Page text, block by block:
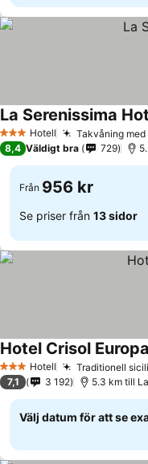
3 StjärnorHotell Takvåning
La Serenissima
8,4 Väldigt bra 729
Från 956 kr
Se priser från 13 sidor
3 StjärnorHotell Traditionell
Hotel Crisol Europa
7,1 3 192 5.3 km till
Välj datum för att se